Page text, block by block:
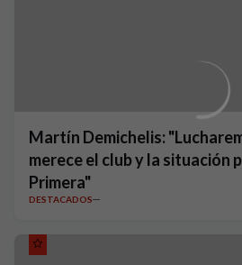
Martín Demichelis:
merece el club y la situación
Primera"
DESTACADOS